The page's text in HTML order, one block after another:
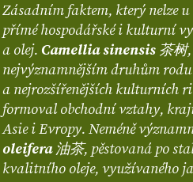
Zásadním faktem, který nelze
přímé hospodářské i kulturní
a olej. Camellia sinensis 茶树
nejvýznamnějším druhům
a nejrozšířenějších kulturních
formoval obchodní vztahy,
Asie i Evropy. Neméně
oleifera油茶, pěstovaná po
kvalitního oleje, využívaného